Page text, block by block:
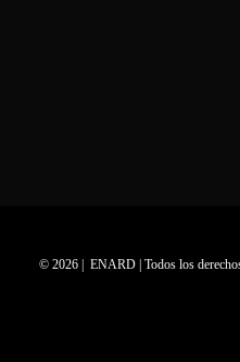
© 2026 | ENARD | Todos los